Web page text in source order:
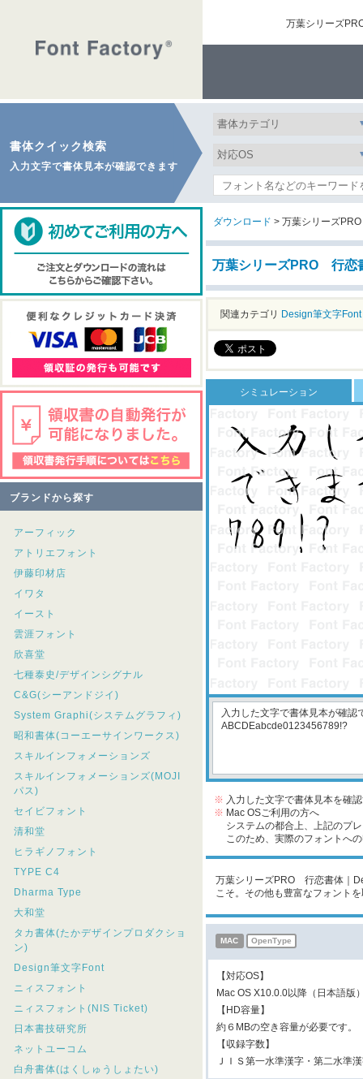
万葉シリーズ
書体クイック検索
入力文字で書体見本が確認できます
ブランドから探す
アーフィック
アトリエフォント
伊藤印材店
イワタ
イースト
雲涯フォント
欣喜堂
七種泰史/デザインシグナル
C&G(シーアンドジイ)
System Graphi(システムグラフィ)
昭和書体(コーエーサインワークス)
スキルインフォメーションズ
スキルインフォメーションズ(MOJI
パス)
セイビフォント
清和堂
ヒラギノフォント
TYPE C4
Dharma Type
大和堂
タカ書体(たかデザインプロダクショ
ン)
Design筆文字Font
ニィスフォント
ニィスフォント(NIS Ticket)
日本書技研究所
ネットユーコム
白舟書体(はくしゅうしょたい)
ダウンロード > 万葉シリーズ
万葉シリーズPRO 行恋
関連カテゴリ Design筆文字Font
シミュレーション
※ 入力した文字で書体見本を確
※ Mac OSご利用の方へ
システムの都合上、上記のプ
このため、実際のフォントへの
万葉シリーズPRO 行恋書体｜
こそ。その他も豊富なフォント
MAC OpenType
【対応OS】
Mac OS X10.0.0以降（日本語版
【HD容量】
約６MBの空き容量が必要です。
【収録字数】
ＪＩＳ第一水準漢字・第二水準